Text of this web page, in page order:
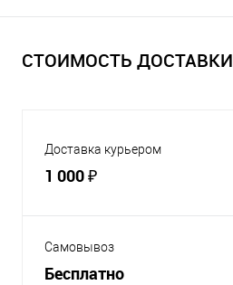
СТОИМОСТЬ ДОСТАВКИ
Доставка курьером
1 000 ₽
Самовывоз
Бесплатно